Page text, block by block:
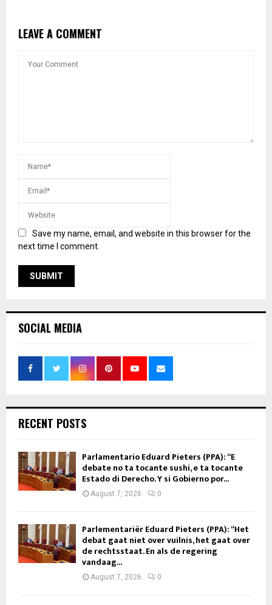
LEAVE A COMMENT
Save my name, email, and website in this browser for the
next time I comment.
SOCIAL MEDIA
RECENT POSTS
Parlamentario Eduard Pieters (PPA): “E
debate no ta tocante sushi, e ta tocante
Estado di Derecho. Y si Gobierno por...
August 7, 2026 0
Parlementariër Eduard Pieters (PPA): “Het
debat gaat niet over vuilnis, het gaat over
de rechtsstaat. En als de regering
vandaag...
August 7, 2026 0